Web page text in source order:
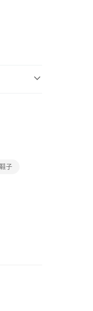
過AFTEE
先享後
使用
子